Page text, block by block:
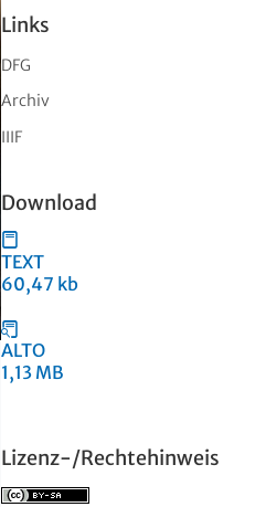
Links
DFG
Archiv
IIIF
Download
TEXT
60,47 kb
ALTO
1,13 MB
Lizenz-/Rechtehinweis